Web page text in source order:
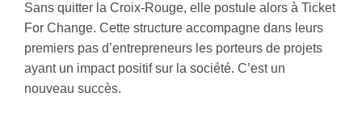
Sans quitter la Croix-Rouge, elle postule alors à Ticket
For Change. Cette structure accompagne dans leurs
premiers pas d’entrepreneurs les porteurs de projets
ayant un impact positif sur la société. C’est un
nouveau succès.